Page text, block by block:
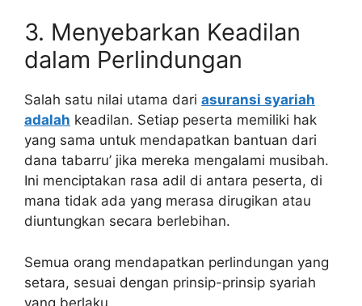
3. Menyebarkan Keadilan
dalam Perlindungan
Salah satu nilai utama dari asuransi syariah
adalah keadilan. Setiap peserta memiliki hak
yang sama untuk mendapatkan bantuan dari
dana tabarru’ jika mereka mengalami musibah.
Ini menciptakan rasa adil di antara peserta, di
mana tidak ada yang merasa dirugikan atau
diuntungkan secara berlebihan.
Semua orang mendapatkan perlindungan yang
setara, sesuai dengan prinsip-prinsip syariah
yang berlaku.